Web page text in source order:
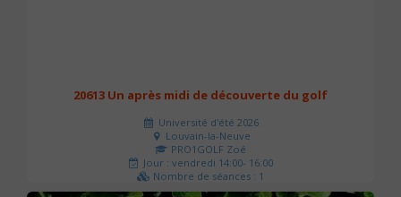
20613 Un après midi de découverte du golf
Université d'été 2026
Louvain-la-Neuve
PRO1GOLF Zoé
Jour : vendredi 14:00- 16:00
Nombre de séances : 1
45 €